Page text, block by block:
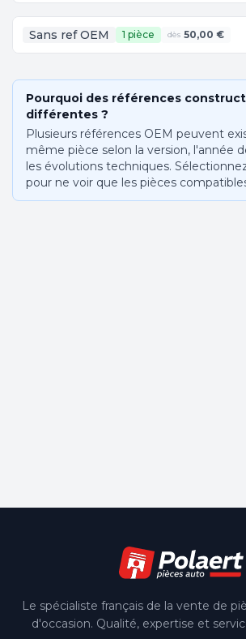
Sans ref OEM 1 pièce dès 50,00 €
Pourquoi des références
différentes ?
Plusieurs références OEM peuvent
même pièce selon la version, l'année
les évolutions techniques.
pour ne voir que les pièces
Le spécialiste français de la vente de
d'occasion. Qualité, expertise et